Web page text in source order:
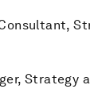
Strategy